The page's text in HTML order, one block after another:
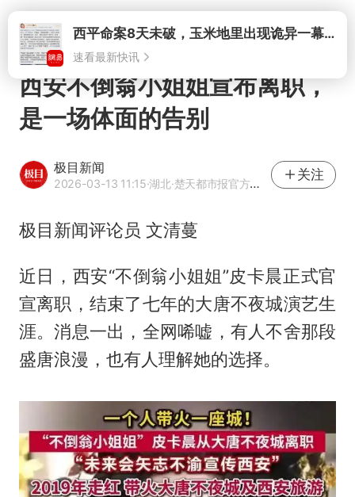
打开
西安不倒翁小姐姐宣布离职，
是一场体面的告别
极目新闻
2026-03-13 11:15·湖北·楚天都市报官方网易号
关注
极目新闻评论员 文清蔓
近日，西安“不倒翁小姐姐”皮卡晨正式官
宣离职，结束了七年的大唐不夜城演艺生
涯。消息一出，全网唏嘘，有人不舍那段
盛唐浪漫，也有人理解她的选择。